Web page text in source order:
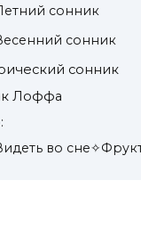
сонник
сонник
сонник
Лоффа
во